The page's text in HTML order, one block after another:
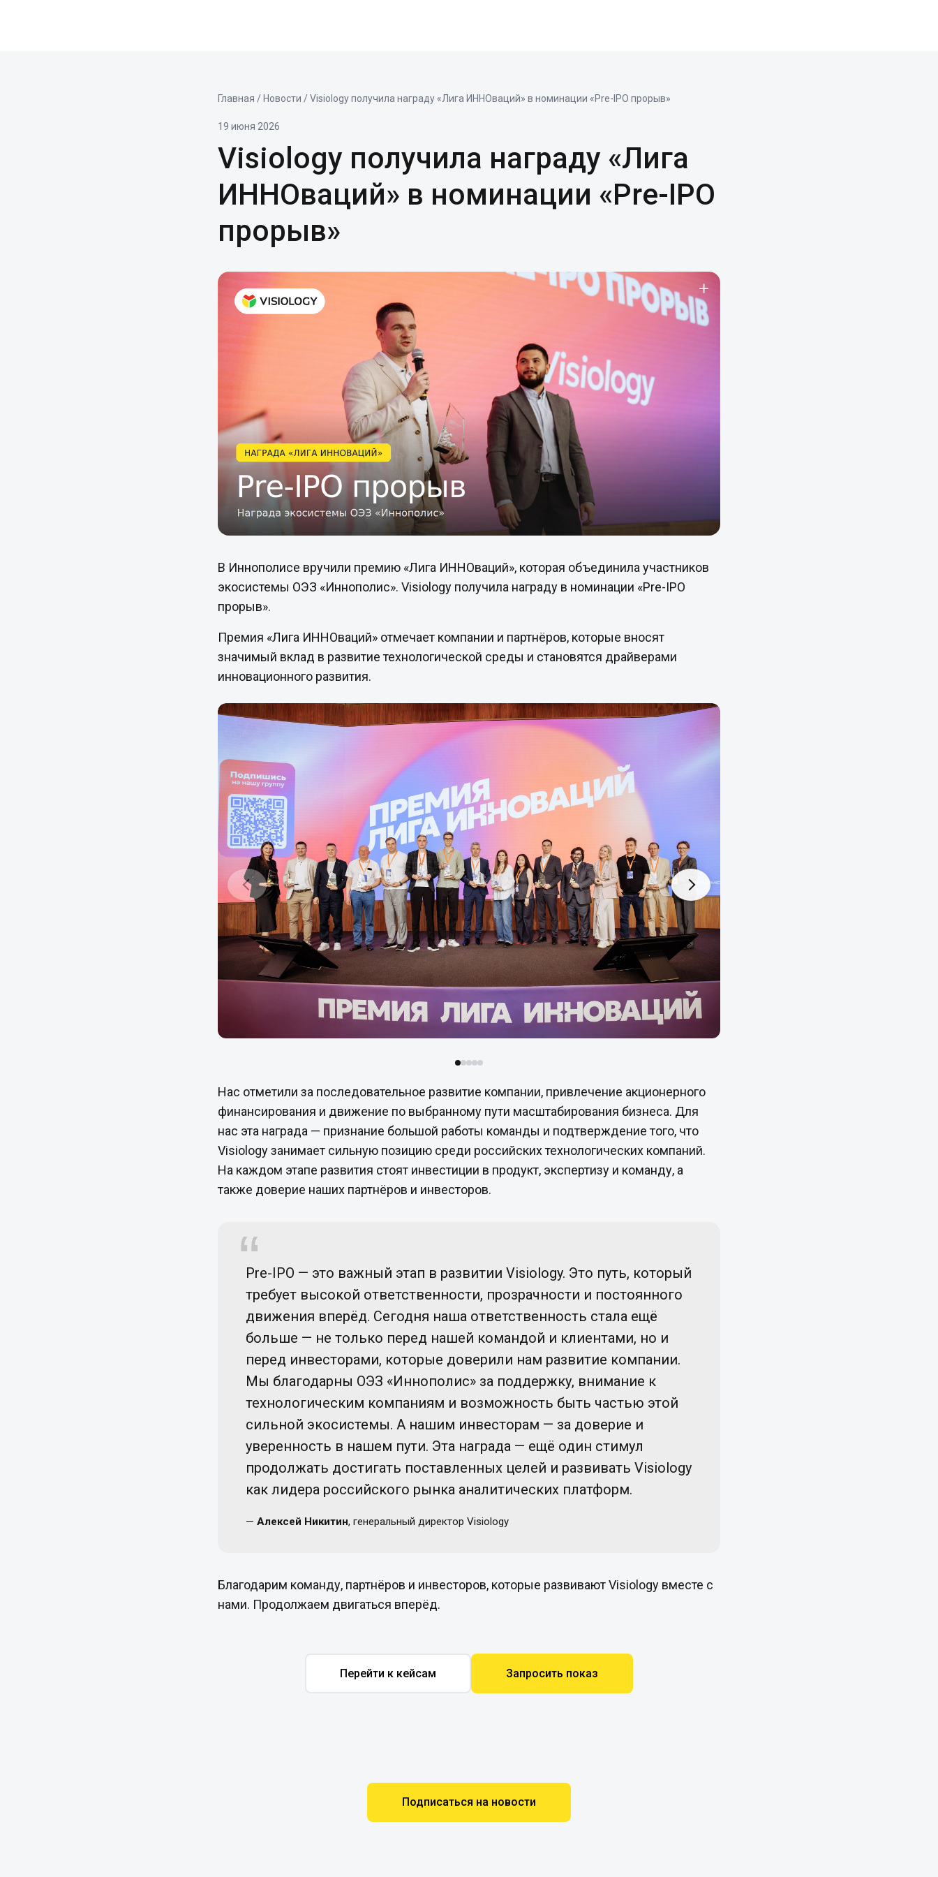
Главная / Новости / Visiology получила награду «Лига ИННОваций» в номинации «Pre-IPO прорыв»
19 июня 2026
Visiology получила награду «Лига
ИННОваций» в номинации «Pre-IPO
прорыв»
В Иннополисе вручили премию «Лига ИННОваций», которая объединила участников
экосистемы ОЭЗ «Иннополис». Visiology получила награду в номинации «Pre-IPO
прорыв».
Премия «Лига ИННОваций» отмечает компании и партнёров, которые вносят
значимый вклад в развитие технологической среды и становятся драйверами
инновационного развития.
Нас отметили за последовательное развитие компании, привлечение акционерного
финансирования и движение по выбранному пути масштабирования бизнеса. Для
нас эта награда — признание большой работы команды и подтверждение того, что
Visiology занимает сильную позицию среди российских технологических компаний.
На каждом этапе развития стоят инвестиции в продукт, экспертизу и команду, а
также доверие наших партнёров и инвесторов.
Pre-IPO — это важный этап в развитии Visiology. Это путь, который
требует высокой ответственности, прозрачности и постоянного
движения вперёд. Сегодня наша ответственность стала ещё
больше — не только перед нашей командой и клиентами, но и
перед инвесторами, которые доверили нам развитие компании.
Мы благодарны ОЭЗ «Иннополис» за поддержку, внимание к
технологическим компаниям и возможность быть частью этой
сильной экосистемы. А нашим инвесторам — за доверие и
уверенность в нашем пути. Эта награда — ещё один стимул
продолжать достигать поставленных целей и развивать Visiology
как лидера российского рынка аналитических платформ.
— Алексей Никитин, генеральный директор Visiology
Благодарим команду, партнёров и инвесторов, которые развивают Visiology вместе с
нами. Продолжаем двигаться вперёд.
Перейти к кейсам Запросить показ
Подписаться на новости